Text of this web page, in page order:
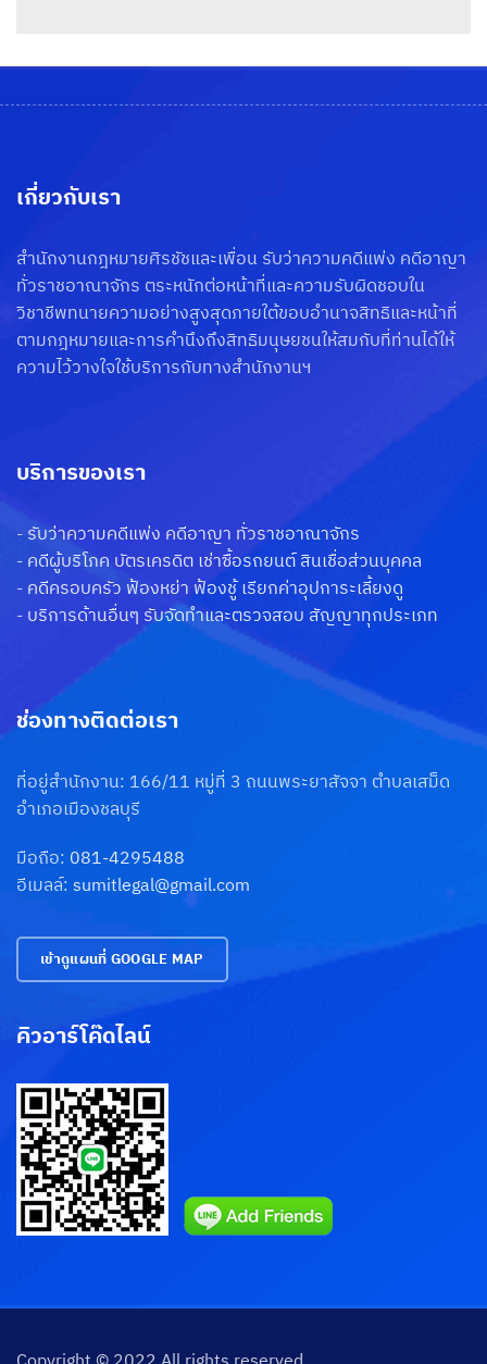
เกี่ยวกับเรา
สำนักงานกฎหมายศิรชัชและเพื่อน รับว่าความคดีแพ่ง คดีอาญา
ทั่วราชอาณาจักร ตระหนักต่อหน้าที่และความรับผิดชอบใน
วิชาชีพทนายความอย่างสูงสุดภายใต้ขอบอำนาจสิทธิและหน้าที่
ตามกฎหมายและการคำนึงถึงสิทธิมนุษยชนให้สมกับที่ท่านได้ให้
ความไว้วางใจใช้บริการกับทางสำนักงานฯ
บริการของเรา
- รับว่าความคดีแพ่ง คดีอาญา ทั่วราชอาณาจักร
- คดีผู้บริโภค บัตรเครดิต เช่าซื้อรถยนต์ สินเชื่อส่วนบุคคล
- คดีครอบครัว ฟ้องหย่า ฟ้องชู้ เรียกค่าอุปการะเลี้ยงดู
- บริการด้านอื่นๆ รับจัดทำและตรวจสอบ สัญญาทุกประเภท
ช่องทางติดต่อเรา
ที่อยู่สำนักงาน: 166/11 หมู่ที่ 3 ถนนพระยาสัจจา ตำบลเสม็ด
อำเภอเมืองชลบุรี
มือถือ: 081-4295488
อีเมลล์: sumitlegal@gmail.com
เข้าดูแผนที่ GOOGLE MAP
คิวอาร์โค๊ดไลน์
Copyright © 2022 All rights reserved.